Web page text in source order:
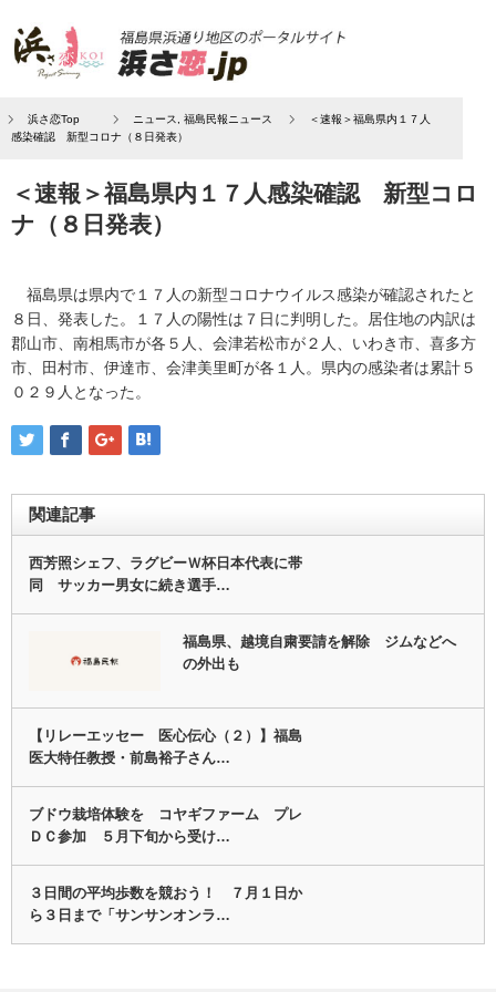
浜さ恋Top ニュース 福島民報ニュース
＜速報＞福島県内１７人
感染確認 新型コロナ（８日発表）
＜速報＞福島県内１７人感染確認 新型コロ
ナ（８日発表）
福島県は県内で１７人の新型コロナウイルス感染が確認されたと
８日、発表した。１７人の陽性は７日に判明した。居住地の内訳は
郡山市、南相馬市が各５人、会津若松市が２人、いわき市、喜多方
市、田村市、伊達市、会津美里町が各１人。県内の感染者は累計５
０２９人となった。
関連記事
西芳照シェフ、ラグビーＷ杯日本代表に帯
同 サッカー男女に続き選手…
福島県、越境自粛要請を解除 ジムなどへ
の外出も
【リレーエッセー 医心伝心（２）】福島
医大特任教授・前島裕子さん…
ブドウ栽培体験を コヤギファーム プレ
ＤＣ参加 ５月下旬から受け…
３日間の平均歩数を競おう！ ７月１日か
ら３日まで「サンサンオンラ…